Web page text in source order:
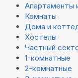
Апартаменты
Комнаты
Дома и
Хостелы
Частный
1-комнатные
2-комнатные